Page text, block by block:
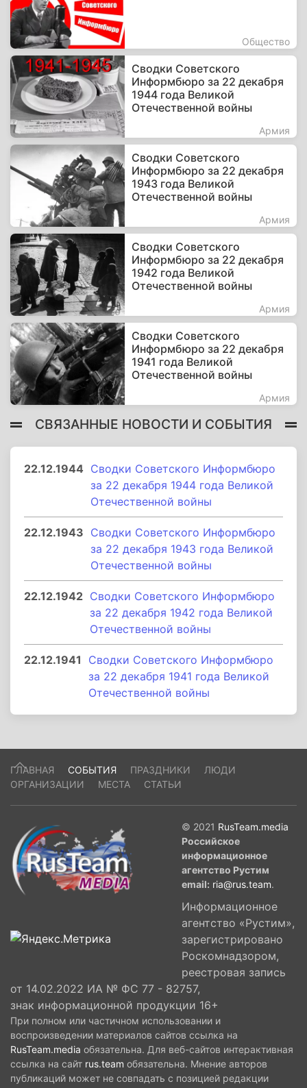
Общество
Сводки Советского
Информбюро за 22 декабря
1944 года Великой
Отечественной войны
Армия
Сводки Советского
Информбюро за 22 декабря
1943 года Великой
Отечественной войны
Армия
Сводки Советского
Информбюро за 22 декабря
1942 года Великой
Отечественной войны
Армия
Сводки Советского
Информбюро за 22 декабря
1941 года Великой
Отечественной войны
Армия
СВЯЗАННЫЕ НОВОСТИ И СОБЫТИЯ
22.12.1944 Сводки Советского Информбюро
за 22 декабря 1944 года Великой
Отечественной войны
22.12.1943 Сводки Советского Информбюро
за 22 декабря 1943 года Великой
Отечественной войны
22.12.1942 Сводки Советского Информбюро
за 22 декабря 1942 года Великой
Отечественной войны
22.12.1941
Сводки Советского Информбюро
за 22 декабря 1941 года Великой
Отечественной войны
ГЛАВНАЯ СОБЫТИЯ ПРАЗДНИКИ
ЛЮДИ
ОРГАНИЗАЦИИ
МЕСТА СТАТЬИ
© 2021 RusTeam.media
Российское
информационное
агентство Рустим
email: ria@rus.team.
Информационное
агентство «Рустим»,
зарегистрировано
Роскомнадзором,
реестровая запись
от 14.02.2022 ИА № ФС 77 - 82757,
знак информационной продукции 16+
При полном или частичном использовании и
воспроизведении материалов сайтов ссылка на
RusTeam.media обязательна. Для веб-сайтов интерактивная
ссылка на сайт rus.team обязательна. Мнение авторов
публикаций может не совпадать с позицией редакции